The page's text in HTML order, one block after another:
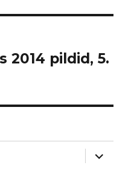
2014 pildid, 5.
laienda